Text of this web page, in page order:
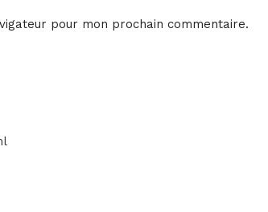
pour mon prochain commentaire.